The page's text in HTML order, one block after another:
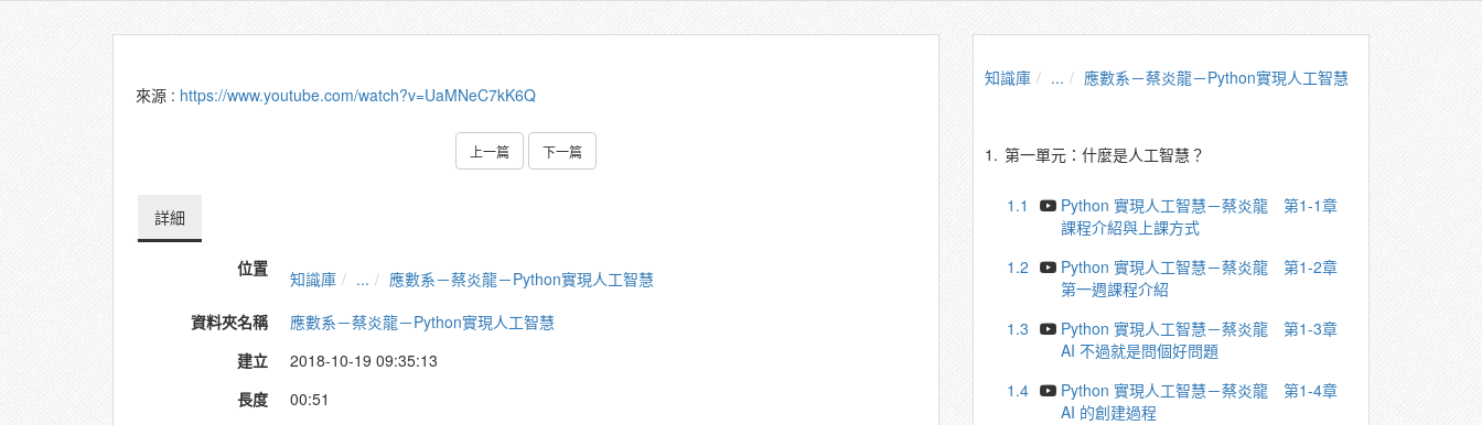
來源 : https://www.youtube.com/watch?v=UaMNeC7kK6Q
上一篇 下一篇
詳細
位置 知識庫 ...
應數系－蔡炎龍－Python實現人工智慧
資料夾名稱
應數系－蔡炎龍－Python實現人工智慧
建立
2018-10-19 09:35:13
長度
00:51
知識庫 ... 應數系－蔡炎龍－Python實現人工智慧
1. 第一單元：什麼是人工智慧？
1.1
Python 實現人工智慧－蔡炎龍 第1-1章
課程介紹與上課方式
1.2
Python 實現人工智慧－蔡炎龍 第1-2章
第一週課程介紹
1.3
Python 實現人工智慧－蔡炎龍 第1-3章
AI 不過就是問個好問題
1.4
Python 實現人工智慧－蔡炎龍 第1-4章
AI 的創建過程